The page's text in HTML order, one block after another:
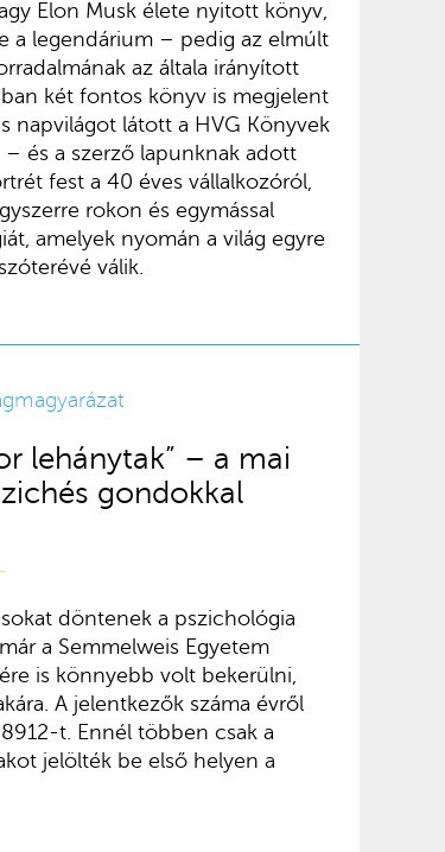
Elon Musk élete nyitott könyv,
a legendárium – pedig az elmúlt
az általa irányított
két fontos könyv is megjelent
napvilágot látott a HVG Könyvek
és a szerző lapunknak adott
fest a 40 éves vállalkozóról,
rokon és egymással
amelyek nyomán a világ egyre
válik.
lehánytak” – a mai
gondokkal
döntenek a pszichológia
a Semmelweis Egyetem
is könnyebb volt bekerülni,
A jelentkezők száma évről
t. Ennél többen csak a
jelölték be első helyen a